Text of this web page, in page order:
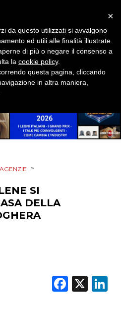
AGENZIE >
SI
DELLA
X
×
da questo utilizzati si avvalgono
ed utili alle finalità illustrate
di più o negare il consenso a
la cookie policy.
questa pagina, cliccando
in altra maniera,